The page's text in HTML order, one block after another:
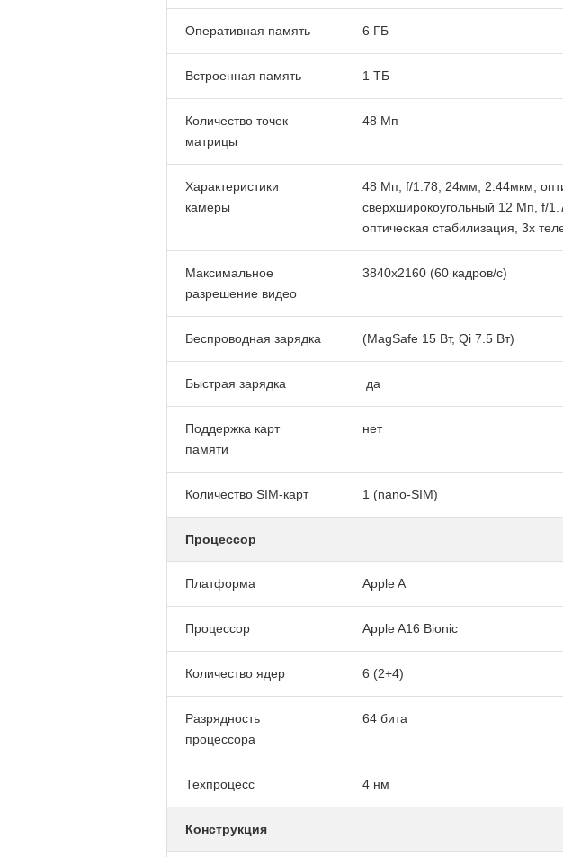
Оперативная память 6 ГБ
Встроенная память 1 ТБ
Количество точек
матрицы
48 Мп
Характеристики
камеры
48 Мп, f/1.78, 24мм, 2.44мкм,
сверхширокоугольный 12 Мп, f/
оптическая стабилизация, 3x
Максимальное
разрешение видео
3840x2160 (60 кадров/с)
Беспроводная зарядка (MagSafe 15 Вт, Qi 7.5 Вт)
Быстрая зарядка да
Поддержка карт
памяти
нет
Количество SIM-карт 1 (nano-SIM)
Процессор
Платформа Apple A
Процессор Apple A16 Bionic
Количество ядер 6 (2+4)
Разрядность
процессора
64 бита
Техпроцесс 4 нм
Конструкция